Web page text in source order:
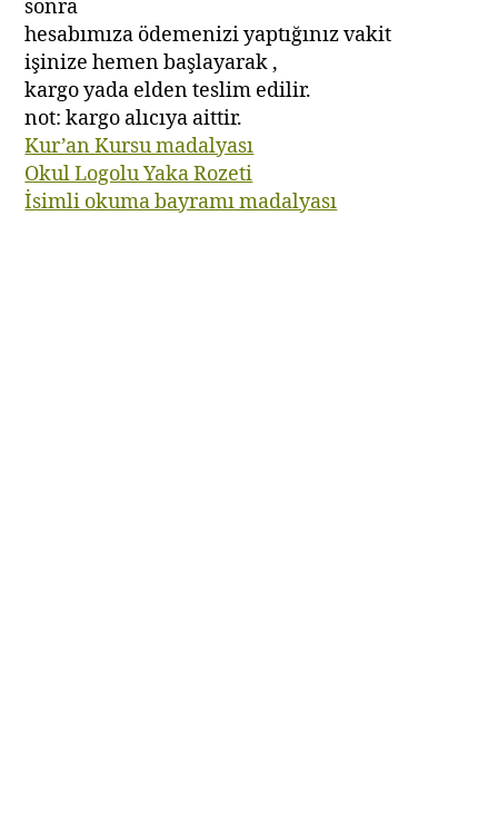
sonra
hesabımıza ödemenizi yaptığınız vakit
işinize hemen başlayarak ,
kargo yada elden teslim edilir.
not: kargo alıcıya aittir.
Kur’an Kursu madalyası
Okul Logolu Yaka Rozeti
İsimli okuma bayramı madalyası